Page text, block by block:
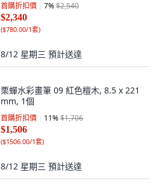
首購折扣價 7%$2,540
$2,340
($780.00/1套)
8/12 星期三 預計送達
栗蟬水彩畫筆 09 紅色檀木, 8.5 x 221
mm, 1個
首購折扣價 11%$1,706
$1,506
($1506.00/1套)
8/12 星期三 預計送達